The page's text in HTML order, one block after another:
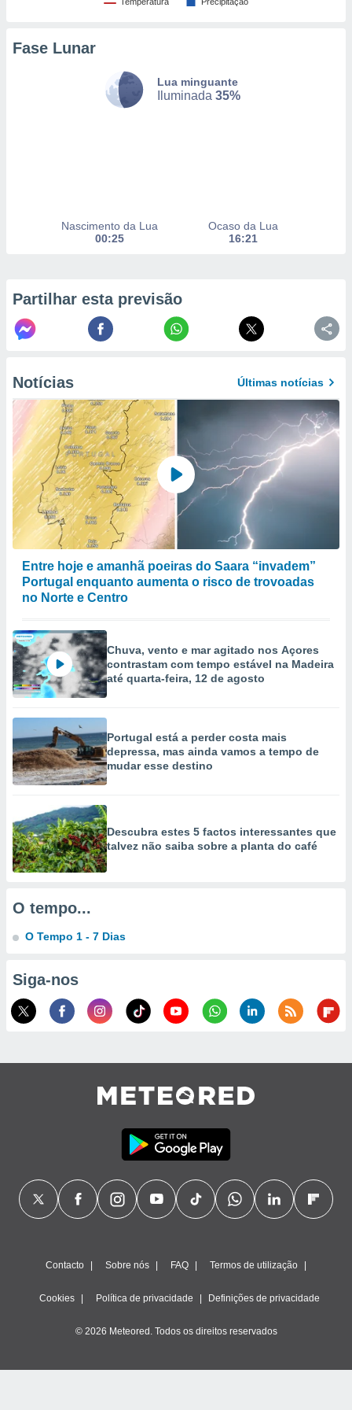
nós e
se
tal,
em “
o
ou aceder
para
utilizar
criar
medir
da
medir o
dos
de
de dados
dados
estudos
de
Fase Lunar
Lua minguante
Iluminada 35%
Nascimento da Lua
00:25
Ocaso da Lua
16:21
Partilhar esta previsão
Notícias Últimas notícias
Entre hoje e amanhã poeiras do Saara “invadem”
Portugal enquanto aumenta o risco de trovoadas
no Norte e Centro
Chuva, vento e mar agitado nos Açores
contrastam com tempo estável na Madeira
até quarta-feira, 12 de agosto
Portugal está a perder costa mais
depressa, mas ainda vamos a tempo de
mudar esse destino
Descubra estes 5 factos interessantes que
talvez não saiba sobre a planta do café
O tempo...
O Tempo 1 - 7 Dias
Siga-nos
Contacto Sobre nós FAQ Termos de utilização
Cookies Política de privacidade Definições de privacidade
© 2026 Meteored. Todos os direitos reservados